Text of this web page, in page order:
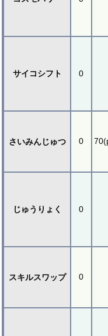
サイコシフト 0
さいみんじゅつ 0
じゅうりょく 0
スキルスワップ 0